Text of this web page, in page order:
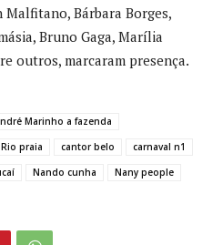
Bárbara Borges,
Bruno Gaga, Marília
outros, marcaram presença.
Marinho a fazenda
praia cantor belo
carnaval n1
Nando cunha
Nany people